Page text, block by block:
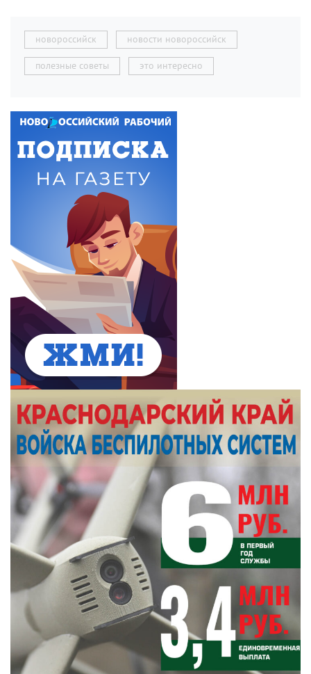
новороссийск новости новороссийск
полезные советы это интересно